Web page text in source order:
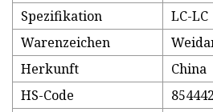
Spezifikation
LC-LC
Warenzeichen
Herkunft
China
HS-Code